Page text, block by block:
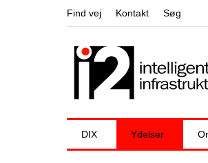
Find vej Kontakt Søg
DIX Ydelser